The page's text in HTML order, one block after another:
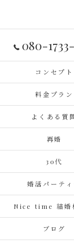
080-
コンセプト
料金プラン
よくある質
再婚
30代
婚活パーティ
Nice time 結婚
ブログ